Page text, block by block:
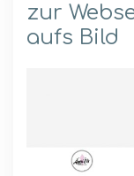
zur
aufs Bild